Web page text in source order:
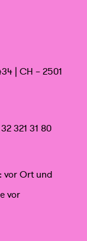
| CH – 2501
321 31 80
vor Ort und
vor